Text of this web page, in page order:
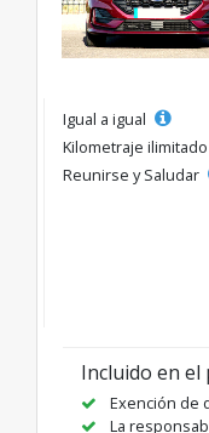
Igual a igual
Kilometraje ilimitado
Reunirse y Saludar
Incluido en el
Exención de
La